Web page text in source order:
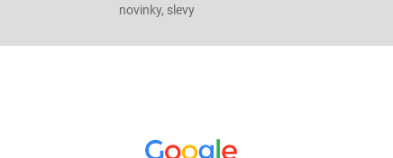
novinky, slevy